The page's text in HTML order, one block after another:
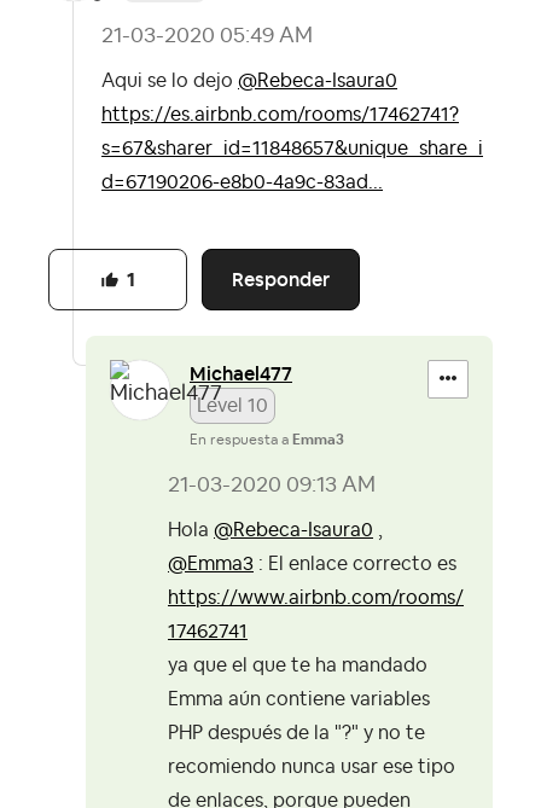
‎21-03-2020 05:49 AM
Aqui se lo dejo @Rebeca-Isaura0
https://es.airbnb.com/rooms/17462741?
s=67&sharer_id=11848657&unique_share_i
d=67190206-e8b0-4a9c-83ad...
Responder
1
Michael477
Level 10
En respuesta a Emma3
‎21-03-2020 09:13 AM
Hola @Rebeca-Isaura0
@Emma3 : El enlace correcto es
https://www.airbnb.com/rooms/
17462741
ya que el que te ha mandado
Emma aún contiene variables
PHP después de la "?" y no te
recomiendo nunca usar ese tipo
de enlaces, porque pueden